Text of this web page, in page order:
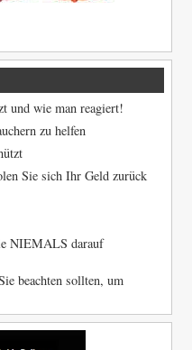
und wie man reagiert!
zu helfen
Sie sich Ihr Geld zurück
NIEMALS darauf
beachten sollten, um